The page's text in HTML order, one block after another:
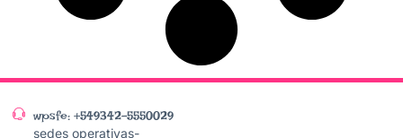
wpsfe: +549342-5550029
sedes operativas-